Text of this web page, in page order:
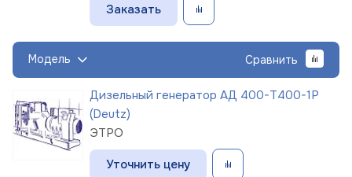
Заказать
Модель Сравнить
Дизельный генератор АД 400-Т400-1Р
(Deutz)
ЭТРО
Уточнить цену